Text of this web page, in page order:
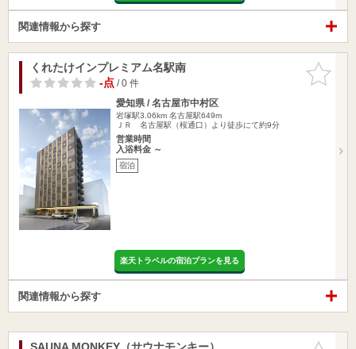
関連情報から探す
お気に入
りに追加
くれたけインプレミアム名駅南
-点/ 0 件
愛知県 / 名古屋市中村区
岩塚駅3.06km 名古屋駅649m
ＪＲ 名古屋駅（桜通口）より徒歩にて約9分
営業時間
入浴料金 ～
宿泊
楽天トラベルの宿泊プランを見る
関連情報から探す
お気に入
SAUNA MONKEY（サウナモンキー）